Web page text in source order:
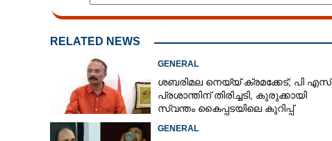
CARTOONS
RELATED NEWS
GENERAL
ശബരിമല നെയ്യ് ക്രമക്കേട്; പി എസ്
പ്രശാന്തിന് തിരിച്ചടി, കുരുക്കായി
സ്വന്തം കൈപ്പടയിലെ കുറിപ്പ്
GENERAL